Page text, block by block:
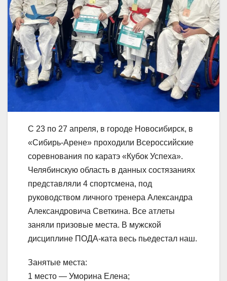
С 23 по 27 апреля, в городе Новосибирск, в
«Сибирь-Арене» проходили Всероссийские
соревнования по каратэ «Кубок Успеха».
Челябинскую область в данных состязаниях
представляли 4 спортсмена, под
руководством личного тренера Александра
Александровича Светкина. Все атлеты
заняли призовые места. В мужской
дисциплине ПОДА-ката весь пьедестал наш.
Занятые места:
1 место — Уморина Елена;